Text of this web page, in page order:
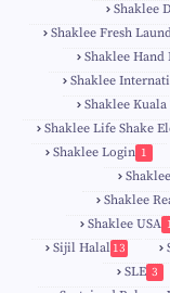
Shaklee
Shaklee Fresh
Shaklee Hand
Shaklee
Shaklee Kuala
Shaklee Life Shake
Shaklee Login 1
Shaklee
Shaklee USA
Sijil Halal 13
SLE 3